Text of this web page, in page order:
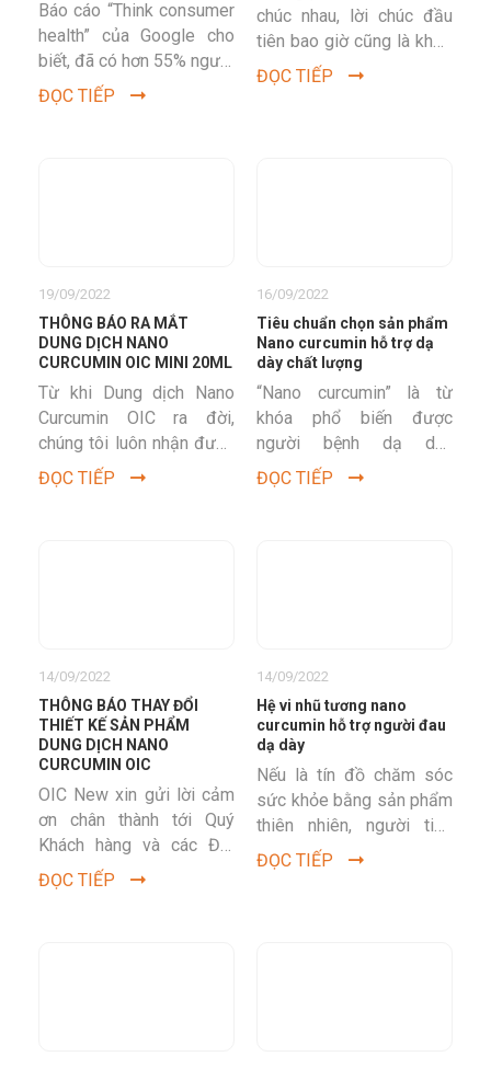
Báo cáo “Think consumer
health” của Google cho
biết, đã có hơn 55% người
Việt lựa chọn những món
quà sức khỏe để biếu
ĐỌC TIẾP
chúc nhau, lời chúc đầu
tiên bao giờ cũng là khỏe
mạnh, rồi mới đến thịnh
vượng, phát tài,...
ĐỌC TIẾP
19/09/2022
THÔNG BÁO RA MẮT
DUNG DỊCH NANO
CURCUMIN OIC MINI 20ML
Từ khi Dung dịch Nano
Curcumin OIC ra đời,
chúng tôi luôn nhận được
sự ủng hộ nhiệt tình và
phản hồi rất tốt từ...
ĐỌC TIẾP
16/09/2022
Tiêu chuẩn chọn sản phẩm
Nano curcumin hỗ trợ dạ
dày chất lượng
“Nano curcumin” là từ
khóa phổ biến được
người bệnh dạ dày
thường xuyên tìm kiếm,
nhưng tiêu chuẩn nano
ĐỌC TIẾP
14/09/2022
THÔNG BÁO THAY ĐỔI
THIẾT KẾ SẢN PHẨM
DUNG DỊCH NANO
CURCUMIN OIC
OIC New xin gửi lời cảm
ơn chân thành tới Quý
Khách hàng và các Đối
tác đã tín nhiệm sản
phẩm Dung dịch Nano...
ĐỌC TIẾP
14/09/2022
Hệ vi nhũ tương nano
curcumin hỗ trợ người đau
dạ dày
Nếu là tín đồ chăm sóc
sức khỏe bằng sản phẩm
thiên nhiên, người tiêu
dùng không thể không
biết đến sản phẩm hỗ
ĐỌC TIẾP